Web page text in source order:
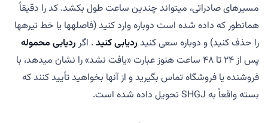
مسیرهای صادراتی، میتواند چندین ساعت طول بکشد. کد را دقیقاً
همانطور که داده شده است دوباره وارد کنید (فاصلهها یا خط تیرهها
را حذف کنید) و دوباره سعی کنید ردیابی کنید . اگر ردیابی محموله
پس از ۲۴ تا ۴۸ ساعت هنوز عبارت «یافت نشد» را نشان میدهد، با
فروشنده یا فروشگاه تماس بگیرید و از آنها بخواهید تأیید کنند که
بسته واقعاً به SHGJ تحویل داده شده است.